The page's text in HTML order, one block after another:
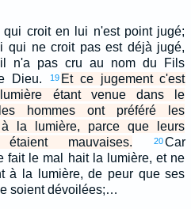
qui croit en lui n'est point jugé;
qui ne croit pas est déjà jugé,
n'a pas cru au nom du Fils
Dieu.
19 Et ce jugement c'est
étant venue dans le
hommes ont préféré les
à la lumière, parce que leurs
étaient mauvaises.
20 Car
fait le mal hait la lumière, et ne
à la lumière, de peur que ses
soient dévoilées;…